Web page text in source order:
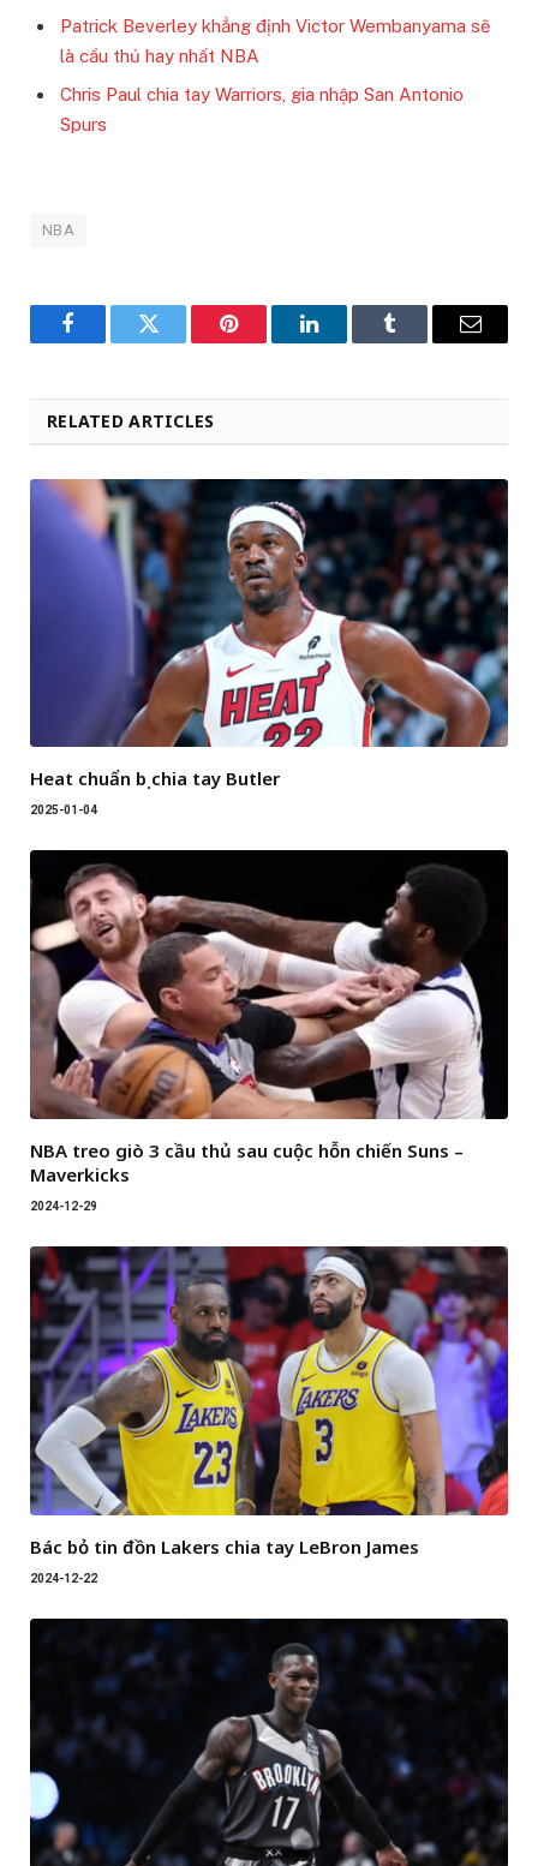
Patrick Beverley khẳng định Victor Wembanyama sẽ
là cầu thủ hay nhất NBA
Chris Paul chia tay Warriors, gia nhập San Antonio
Spurs
NBA
FacebookTwitter Pinterest LinkedInTumblr Email
RELATED ARTICLES
Heat chuẩn bị chia tay Butler
2025-01-04
NBA treo giò 3 cầu thủ sau cuộc hỗn chiến Suns –
Maverkicks
2024-12-29
Bác bỏ tin đồn Lakers chia tay LeBron James
2024-12-22